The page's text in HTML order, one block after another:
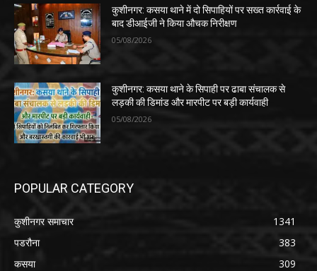
कुशीनगर: कसया थाने में दो सिपाहियों पर सख्त कार्रवाई के
बाद डीआईजी ने किया औचक निरीक्षण
05/08/2026
कुशीनगर: कसया थाने के सिपाही पर ढाबा संचालक से
लड़की की डिमांड और मारपीट पर बड़ी कार्यवाही
05/08/2026
POPULAR CATEGORY
कुशीनगर समाचार
1341
पडरौना
383
कसया
309